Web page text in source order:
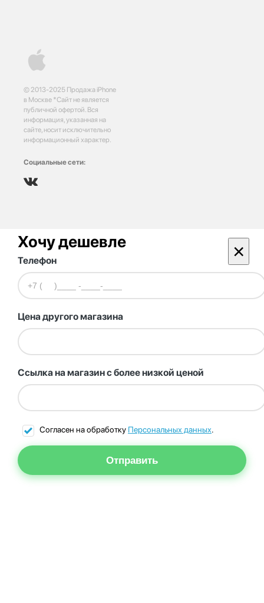
© 2013-2025 Продажа iPhone
в Москве *Сайт не является
публичной офертой. Вся
информация, указанная на
сайте, носит исключительно
информационный характер.
Социальные сети:
Хочу дешевле ×
Телефон
Цена другого магазина
Ссылка на магазин с более низкой ценой
Согласен на обработку Персональных данных.
Отправить